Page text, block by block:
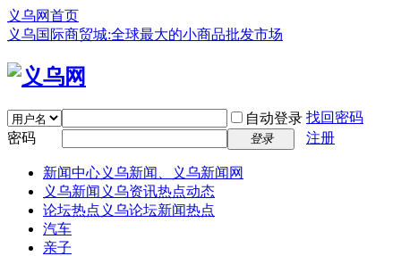
义乌网首页
义乌国际商贸城:全球最大的小商品批发市场
自动登录 找回密码
密码
登录 注册
新闻中心义乌新闻、义乌新闻网
义乌新闻 义乌资讯热点动态
论坛热点 义乌论坛新闻热点
汽车
亲子